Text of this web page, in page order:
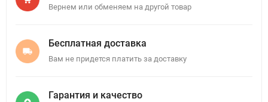
Вернем или обменяем на другой товар
Бесплатная доставка
Вам не придется платить за доставку
Гарантия и качество